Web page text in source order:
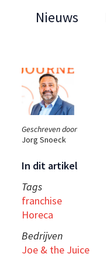
Nieuws
Geschreven door
Jorg Snoeck
In dit artikel
Tags
franchise
Horeca
Bedrijven
Joe & the Juice